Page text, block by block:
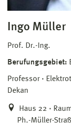
Ingo Müller
Prof. Dr.-Ing.
Berufungsgebiet:
Professor
Dekan
Haus 22 ·
Ph.-Müller-